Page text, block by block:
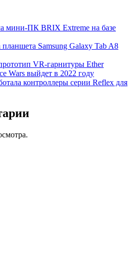
мини-ПК BRIX Extreme на базе
планшета Samsung Galaxy Tab A8
VR-гарнитуры Ether
Wars выйдет в 2022 году
контроллеры серии Reflex для